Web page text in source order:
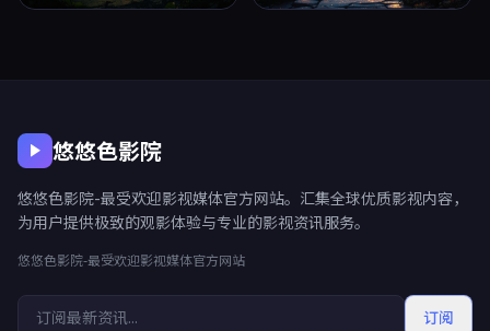
悠悠色影院
悠悠色影院-最受欢迎影视媒体官方网站。汇集全球优质影视内容，
为用户提供极致的观影体验与专业的影视资讯服务。
悠悠色影院-最受欢迎影视媒体官方网站
订阅